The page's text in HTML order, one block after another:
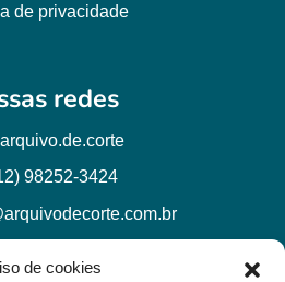
de cookies
de privacidade
redes
98252-3424